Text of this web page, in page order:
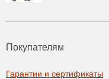
Покупателям
Гарантии и сертификаты